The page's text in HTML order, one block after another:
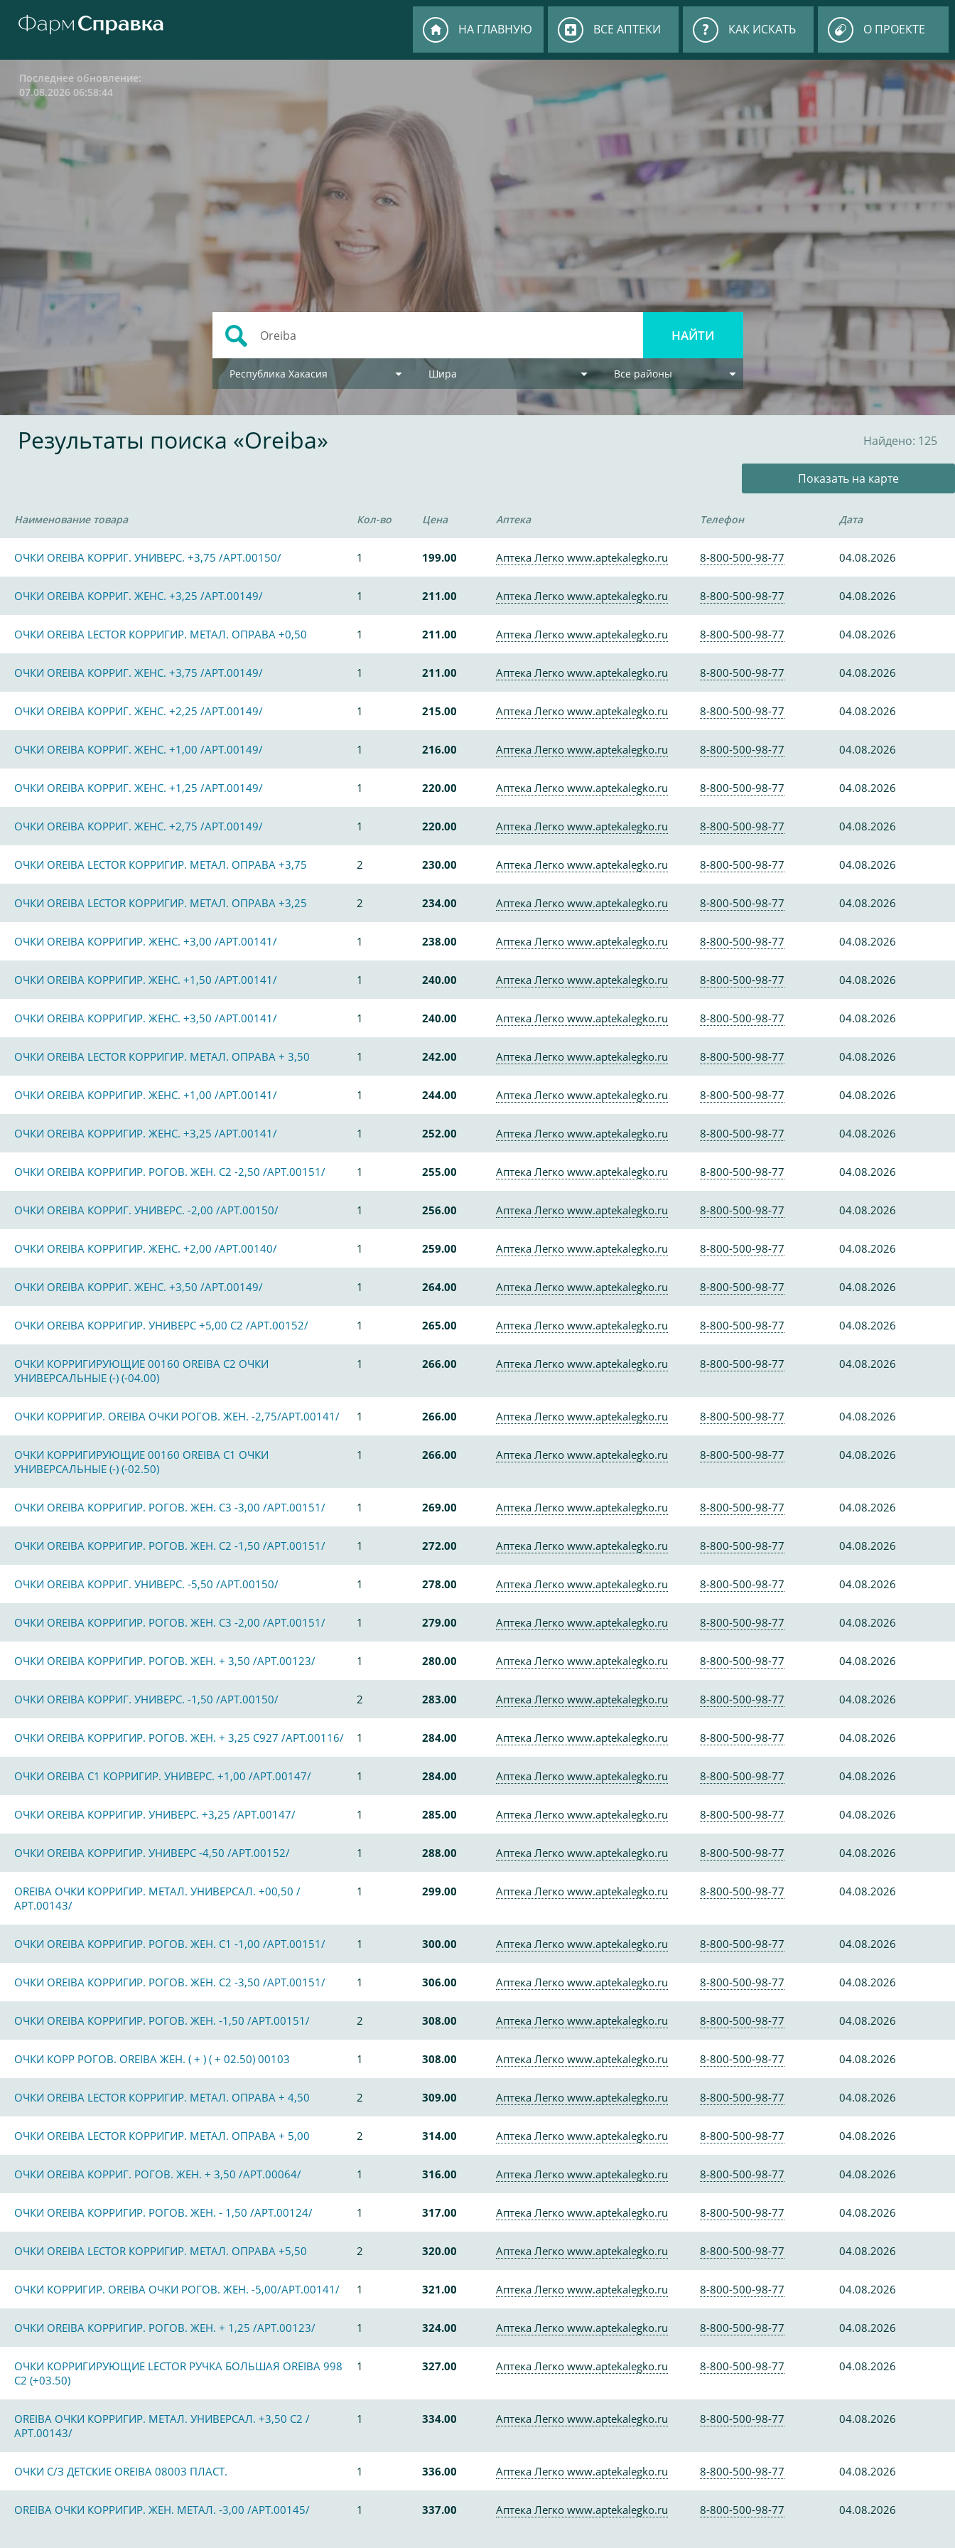
НА ГЛАВНУЮ ВСЕ АПТЕКИ КАК ИСКАТЬ О ПРОЕКТЕ
Последнее обновление:
07.08.2026 06:58:44
Республика Хакасия Шира Все районы
Результаты поиска «Oreiba» Найдено: 125
Показать на карте
Наименование товара Кол-во Цена Аптека Телефон Дата
ОЧКИ OREIBA КОРРИГ. УНИВЕРС. +3,75 /АРТ.00150/ 1 199.00 Аптека Легко www.aptekalegko.ru 8-800-500-98-77 04.08.2026
ОЧКИ OREIBA КОРРИГ. ЖЕНС. +3,25 /АРТ.00149/ 1 211.00 Аптека Легко www.aptekalegko.ru 8-800-500-98-77 04.08.2026
ОЧКИ OREIBA LECTOR КОРРИГИР. МЕТАЛ. ОПРАВА +0,50 1 211.00 Аптека Легко www.aptekalegko.ru 8-800-500-98-77 04.08.2026
ОЧКИ OREIBA КОРРИГ. ЖЕНС. +3,75 /АРТ.00149/ 1 211.00 Аптека Легко www.aptekalegko.ru 8-800-500-98-77 04.08.2026
ОЧКИ OREIBA КОРРИГ. ЖЕНС. +2,25 /АРТ.00149/ 1 215.00 Аптека Легко www.aptekalegko.ru 8-800-500-98-77 04.08.2026
ОЧКИ OREIBA КОРРИГ. ЖЕНС. +1,00 /АРТ.00149/ 1 216.00 Аптека Легко www.aptekalegko.ru 8-800-500-98-77 04.08.2026
ОЧКИ OREIBA КОРРИГ. ЖЕНС. +1,25 /АРТ.00149/ 1 220.00 Аптека Легко www.aptekalegko.ru 8-800-500-98-77 04.08.2026
ОЧКИ OREIBA КОРРИГ. ЖЕНС. +2,75 /АРТ.00149/ 1 220.00 Аптека Легко www.aptekalegko.ru 8-800-500-98-77 04.08.2026
ОЧКИ OREIBA LECTOR КОРРИГИР. МЕТАЛ. ОПРАВА +3,75 2 230.00 Аптека Легко www.aptekalegko.ru 8-800-500-98-77 04.08.2026
ОЧКИ OREIBA LECTOR КОРРИГИР. МЕТАЛ. ОПРАВА +3,25 2 234.00 Аптека Легко www.aptekalegko.ru 8-800-500-98-77 04.08.2026
ОЧКИ OREIBA КОРРИГИР. ЖЕНС. +3,00 /АРТ.00141/ 1 238.00 Аптека Легко www.aptekalegko.ru 8-800-500-98-77 04.08.2026
ОЧКИ OREIBA КОРРИГИР. ЖЕНС. +1,50 /АРТ.00141/ 1 240.00 Аптека Легко www.aptekalegko.ru 8-800-500-98-77 04.08.2026
ОЧКИ OREIBA КОРРИГИР. ЖЕНС. +3,50 /АРТ.00141/ 1 240.00 Аптека Легко www.aptekalegko.ru 8-800-500-98-77 04.08.2026
ОЧКИ OREIBA LECTOR КОРРИГИР. МЕТАЛ. ОПРАВА + 3,50 1 242.00 Аптека Легко www.aptekalegko.ru 8-800-500-98-77 04.08.2026
ОЧКИ OREIBA КОРРИГИР. ЖЕНС. +1,00 /АРТ.00141/ 1 244.00 Аптека Легко www.aptekalegko.ru 8-800-500-98-77 04.08.2026
ОЧКИ OREIBA КОРРИГИР. ЖЕНС. +3,25 /АРТ.00141/ 1 252.00 Аптека Легко www.aptekalegko.ru 8-800-500-98-77 04.08.2026
ОЧКИ OREIBA КОРРИГИР. РОГОВ. ЖЕН. С2 -2,50 /АРТ.00151/ 1 255.00 Аптека Легко www.aptekalegko.ru 8-800-500-98-77 04.08.2026
ОЧКИ OREIBA КОРРИГ. УНИВЕРС. -2,00 /АРТ.00150/ 1 256.00 Аптека Легко www.aptekalegko.ru 8-800-500-98-77 04.08.2026
ОЧКИ OREIBA КОРРИГИР. ЖЕНС. +2,00 /АРТ.00140/ 1 259.00 Аптека Легко www.aptekalegko.ru 8-800-500-98-77 04.08.2026
ОЧКИ OREIBA КОРРИГ. ЖЕНС. +3,50 /АРТ.00149/ 1 264.00 Аптека Легко www.aptekalegko.ru 8-800-500-98-77 04.08.2026
ОЧКИ OREIBA КОРРИГИР. УНИВЕРС +5,00 C2 /АРТ.00152/ 1 265.00 Аптека Легко www.aptekalegko.ru 8-800-500-98-77 04.08.2026
ОЧКИ КОРРИГИРУЮЩИЕ 00160 OREIBA С2 ОЧКИ
УНИВЕРСАЛЬНЫЕ (-) (-04.00)
1 266.00 Аптека Легко www.aptekalegko.ru 8-800-500-98-77 04.08.2026
ОЧКИ КОРРИГИР. OREIBA ОЧКИ РОГОВ. ЖЕН. -2,75/АРТ.00141/ 1 266.00 Аптека Легко www.aptekalegko.ru 8-800-500-98-77 04.08.2026
ОЧКИ КОРРИГИРУЮЩИЕ 00160 OREIBA С1 ОЧКИ
УНИВЕРСАЛЬНЫЕ (-) (-02.50)
1 266.00 Аптека Легко www.aptekalegko.ru 8-800-500-98-77 04.08.2026
ОЧКИ OREIBA КОРРИГИР. РОГОВ. ЖЕН. С3 -3,00 /АРТ.00151/ 1 269.00 Аптека Легко www.aptekalegko.ru 8-800-500-98-77 04.08.2026
ОЧКИ OREIBA КОРРИГИР. РОГОВ. ЖЕН. С2 -1,50 /АРТ.00151/ 1 272.00 Аптека Легко www.aptekalegko.ru 8-800-500-98-77 04.08.2026
ОЧКИ OREIBA КОРРИГ. УНИВЕРС. -5,50 /АРТ.00150/ 1 278.00 Аптека Легко www.aptekalegko.ru 8-800-500-98-77 04.08.2026
ОЧКИ OREIBA КОРРИГИР. РОГОВ. ЖЕН. С3 -2,00 /АРТ.00151/ 1 279.00 Аптека Легко www.aptekalegko.ru 8-800-500-98-77 04.08.2026
ОЧКИ OREIBA КОРРИГИР. РОГОВ. ЖЕН. + 3,50 /АРТ.00123/ 1 280.00 Аптека Легко www.aptekalegko.ru 8-800-500-98-77 04.08.2026
ОЧКИ OREIBA КОРРИГ. УНИВЕРС. -1,50 /АРТ.00150/ 2 283.00 Аптека Легко www.aptekalegko.ru 8-800-500-98-77 04.08.2026
ОЧКИ OREIBA КОРРИГИР. РОГОВ. ЖЕН. + 3,25 С927 /АРТ.00116/ 1 284.00 Аптека Легко www.aptekalegko.ru 8-800-500-98-77 04.08.2026
ОЧКИ OREIBA С1 КОРРИГИР. УНИВЕРС. +1,00 /АРТ.00147/ 1 284.00 Аптека Легко www.aptekalegko.ru 8-800-500-98-77 04.08.2026
ОЧКИ OREIBA КОРРИГИР. УНИВЕРС. +3,25 /АРТ.00147/ 1 285.00 Аптека Легко www.aptekalegko.ru 8-800-500-98-77 04.08.2026
ОЧКИ OREIBA КОРРИГИР. УНИВЕРС -4,50 /АРТ.00152/ 1 288.00 Аптека Легко www.aptekalegko.ru 8-800-500-98-77 04.08.2026
OREIBA ОЧКИ КОРРИГИР. МЕТАЛ. УНИВЕРСАЛ. +00,50 /
АРТ.00143/
1 299.00 Аптека Легко www.aptekalegko.ru 8-800-500-98-77 04.08.2026
ОЧКИ OREIBA КОРРИГИР. РОГОВ. ЖЕН. С1 -1,00 /АРТ.00151/ 1 300.00 Аптека Легко www.aptekalegko.ru 8-800-500-98-77 04.08.2026
ОЧКИ OREIBA КОРРИГИР. РОГОВ. ЖЕН. С2 -3,50 /АРТ.00151/ 1 306.00 Аптека Легко www.aptekalegko.ru 8-800-500-98-77 04.08.2026
ОЧКИ OREIBA КОРРИГИР. РОГОВ. ЖЕН. -1,50 /АРТ.00151/ 2 308.00 Аптека Легко www.aptekalegko.ru 8-800-500-98-77 04.08.2026
ОЧКИ КОРР РОГОВ. OREIBA ЖЕН. ( + ) ( + 02.50) 00103 1 308.00 Аптека Легко www.aptekalegko.ru 8-800-500-98-77 04.08.2026
ОЧКИ OREIBA LECTOR КОРРИГИР. МЕТАЛ. ОПРАВА + 4,50 2 309.00 Аптека Легко www.aptekalegko.ru 8-800-500-98-77 04.08.2026
ОЧКИ OREIBA LECTOR КОРРИГИР. МЕТАЛ. ОПРАВА + 5,00 2 314.00 Аптека Легко www.aptekalegko.ru 8-800-500-98-77 04.08.2026
ОЧКИ OREIBA КОРРИГ. РОГОВ. ЖЕН. + 3,50 /АРТ.00064/ 1 316.00 Аптека Легко www.aptekalegko.ru 8-800-500-98-77 04.08.2026
ОЧКИ OREIBA КОРРИГИР. РОГОВ. ЖЕН. - 1,50 /АРТ.00124/ 1 317.00 Аптека Легко www.aptekalegko.ru 8-800-500-98-77 04.08.2026
ОЧКИ OREIBA LECTOR КОРРИГИР. МЕТАЛ. ОПРАВА +5,50 2 320.00 Аптека Легко www.aptekalegko.ru 8-800-500-98-77 04.08.2026
ОЧКИ КОРРИГИР. OREIBA ОЧКИ РОГОВ. ЖЕН. -5,00/АРТ.00141/ 1 321.00 Аптека Легко www.aptekalegko.ru 8-800-500-98-77 04.08.2026
ОЧКИ OREIBA КОРРИГИР. РОГОВ. ЖЕН. + 1,25 /АРТ.00123/ 1 324.00 Аптека Легко www.aptekalegko.ru 8-800-500-98-77 04.08.2026
ОЧКИ КОРРИГИРУЮЩИЕ LECTOR РУЧКА БОЛЬШАЯ OREIBA 998
С2 (+03.50)
1 327.00 Аптека Легко www.aptekalegko.ru 8-800-500-98-77 04.08.2026
OREIBA ОЧКИ КОРРИГИР. МЕТАЛ. УНИВЕРСАЛ. +3,50 С2 /
АРТ.00143/
1 334.00 Аптека Легко www.aptekalegko.ru 8-800-500-98-77 04.08.2026
ОЧКИ С/З ДЕТСКИЕ OREIBA 08003 ПЛАСТ. 1 336.00 Аптека Легко www.aptekalegko.ru 8-800-500-98-77 04.08.2026
OREIBA ОЧКИ КОРРИГИР. ЖЕН. МЕТАЛ. -3,00 /АРТ.00145/ 1 337.00 Аптека Легко www.aptekalegko.ru 8-800-500-98-77 04.08.2026